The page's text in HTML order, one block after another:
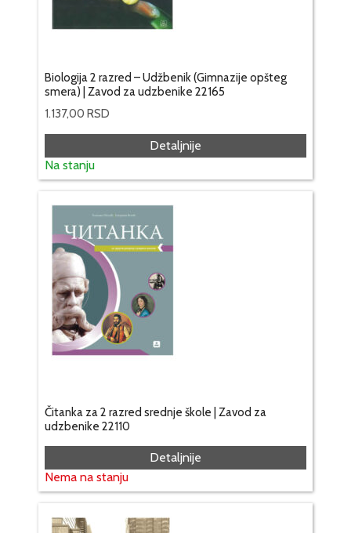
Biologija 2 razred – Udžbenik (Gimnazije opšteg
smera) | Zavod za udzbenike 22165
1.137,00 RSD
Detaljnije
Na stanju
Čitanka za 2 razred srednje škole | Zavod za
udzbenike 22110
Detaljnije
Nema na stanju